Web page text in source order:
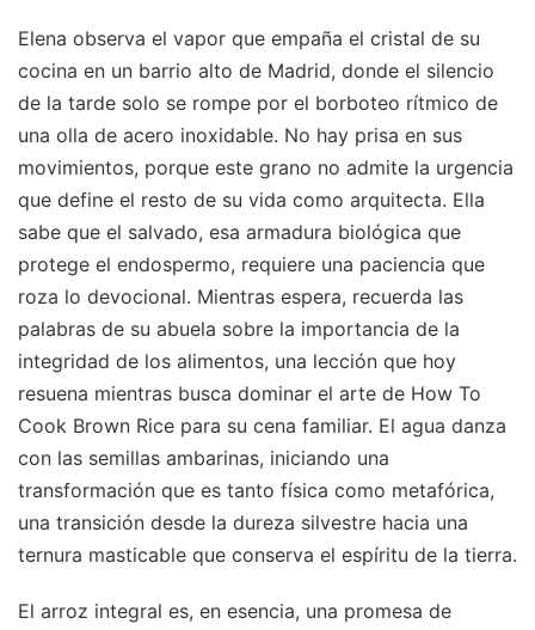
Elena observa el vapor que empaña el cristal de su
cocina en un barrio alto de Madrid, donde el silencio
de la tarde solo se rompe por el borboteo rítmico de
una olla de acero inoxidable. No hay prisa en sus
movimientos, porque este grano no admite la urgencia
que define el resto de su vida como arquitecta. Ella
sabe que el salvado, esa armadura biológica que
protege el endospermo, requiere una paciencia que
roza lo devocional. Mientras espera, recuerda las
palabras de su abuela sobre la importancia de la
integridad de los alimentos, una lección que hoy
resuena mientras busca dominar el arte de How To
Cook Brown Rice para su cena familiar. El agua danza
con las semillas ambarinas, iniciando una
transformación que es tanto física como metafórica,
una transición desde la dureza silvestre hacia una
ternura masticable que conserva el espíritu de la tierra.
El arroz integral es, en esencia, una promesa de